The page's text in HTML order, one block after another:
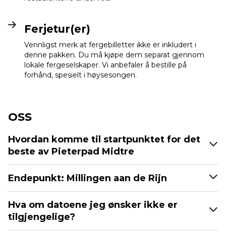
Ferjetur(er)
Vennligst merk at fergebilletter ikke er inkludert i
denne pakken. Du må kjøpe dem separat gjennom
lokale fergeselskaper. Vi anbefaler å bestille på
forhånd, spesielt i høysesongen.
OSS
Hvordan komme til startpunktet for det
beste av Pieterpad Midtre
Endepunkt: Millingen aan de Rijn
Hva om datoene jeg ønsker ikke er
tilgjengelige?